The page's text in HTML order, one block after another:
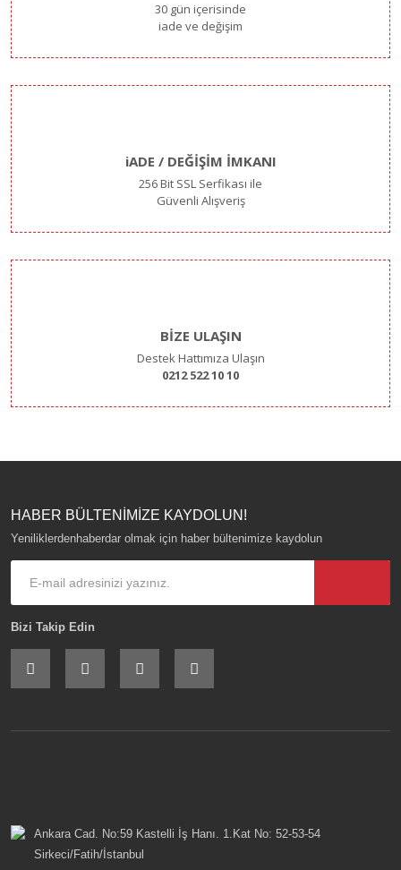
30 gün içerisinde
iade ve değişim
iADE / DEĞİŞİM İMKANI
256 Bit SSL Serfikası ile
Güvenli Alışveriş
BİZE ULAŞIN
Destek Hattımıza Ulaşın
0212 522 10 10
HABER BÜLTENİMİZE KAYDOLUN!
Yeniliklerdenhaberdar olmak için haber bültenimize kaydolun
Bizi Takip Edin
Ankara Cad. No:59 Kastelli İş Hanı. 1.Kat No: 52-53-54
Sirkeci/Fatih/İstanbul